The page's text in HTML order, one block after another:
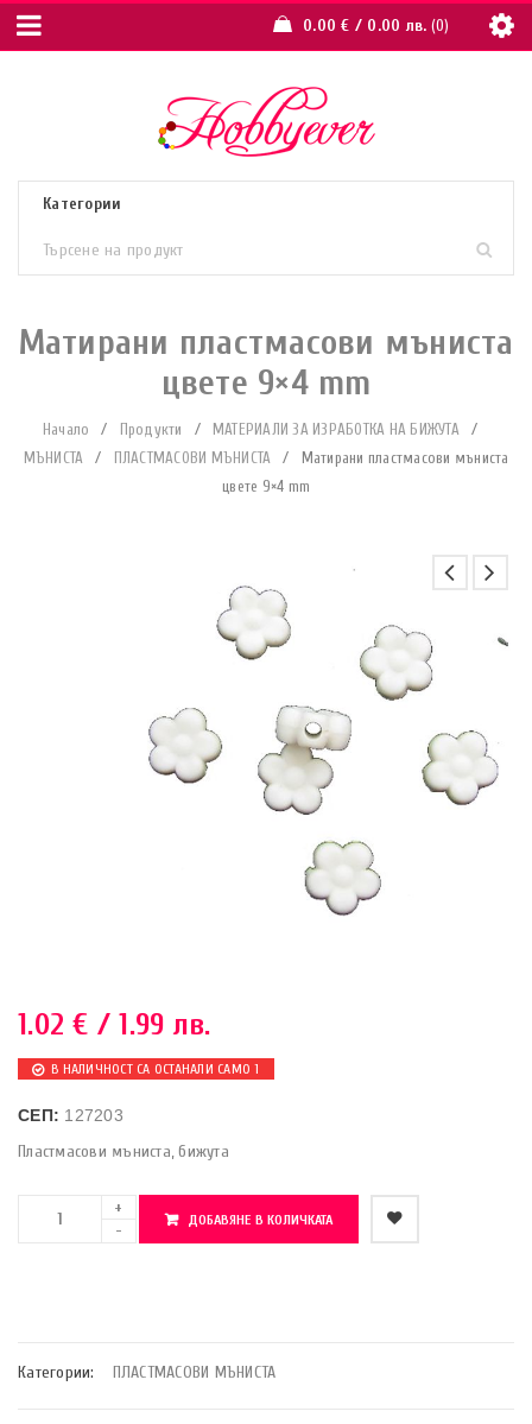
0.00€ / 0.00 лв. 0
Матирани пластмасови мъниста
цвете 9×4 mm
Начало / Продукти / МАТЕРИАЛИ ЗА ИЗРАБОТКА НА БИЖУТА
/
МЪНИСТА
/ ПЛАСТМАСОВИ МЪНИСТА /
Матирани пластмасови мъниста
цвете 9×4 mm
1.02€ / 1.99 лв.
В НАЛИЧНОСТ СА ОСТАНАЛИ САМО 1
СЕП: 127203
Пластмасови мъниста, бижута
ДОБАВЯНЕ В КОЛИЧКАТА
Категории: ПЛАСТМАСОВИ МЪНИСТА